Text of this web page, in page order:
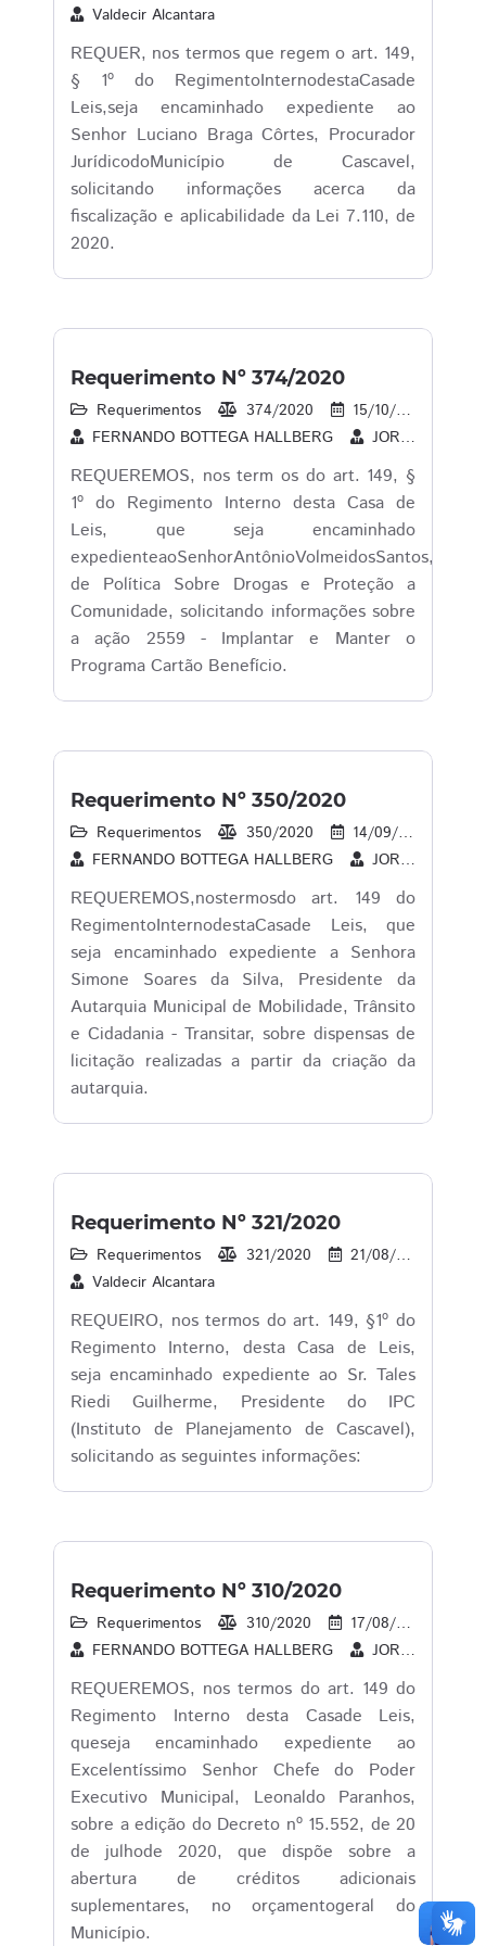
Valdecir Alcantara
REQUER, nos termos que regem o art. 149,
§ 1º do RegimentoInternodestaCasade
Leis,seja encaminhado expediente ao
Senhor Luciano Braga Côrtes, Procurador
JurídicodoMunicípio de Cascavel,
solicitando informações acerca da
fiscalização e aplicabilidade da Lei 7.110, de
2020.
Requerimento Nº 374/2020
Requerimentos 374/2020 15/10/2020
FERNANDO BOTTEGA HALLBERG
JORGE LUIZ BOCASANTA
REQUEREMOS, nos term os do art. 149, §
1º do Regimento Interno desta Casa de
Leis, que seja encaminhado
de Política Sobre Drogas e Proteção a
Comunidade, solicitando informações sobre
a ação 2559 - Implantar e Manter o
Programa Cartão Benefício.
Requerimento Nº 350/2020
Requerimentos 350/2020 14/09/2020
FERNANDO BOTTEGA HALLBERG
JORGE LUIZ BOCASANTA
REQUEREMOS,nostermosdo art. 149 do
RegimentoInternodestaCasade Leis, que
seja encaminhado expediente a Senhora
Simone Soares da Silva, Presidente da
Autarquia Municipal de Mobilidade, Trânsito
e Cidadania - Transitar, sobre dispensas de
licitação realizadas a partir da criação da
autarquia.
Requerimento Nº 321/2020
Requerimentos 321/2020 21/08/2020
Valdecir Alcantara
REQUEIRO, nos termos do art. 149, §1º do
Regimento Interno, desta Casa de Leis,
seja encaminhado expediente ao Sr. Tales
Riedi Guilherme, Presidente do IPC
(Instituto de Planejamento de Cascavel),
solicitando as seguintes informações:
Requerimento Nº 310/2020
Requerimentos 310/2020 17/08/2020
FERNANDO BOTTEGA HALLBERG
JORGE LUIZ BOCASANTA
REQUEREMOS, nos termos do art. 149 do
Regimento Interno desta Casade Leis,
queseja encaminhado expediente ao
Excelentíssimo Senhor Chefe do Poder
Executivo Municipal, Leonaldo Paranhos,
sobre a edição do Decreto nº 15.552, de 20
de julhode 2020, que dispõe sobre a
abertura de créditos adicionais
suplementares, no orçamentogeral do
Município.